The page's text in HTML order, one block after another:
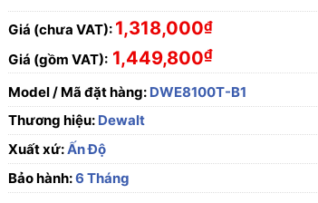
Giá (chưa VAT): 1,318,000₫
Giá (gồm VAT): 1,449,800₫
Model / Mã đặt hàng: DWE8100T-B1
Thương hiệu: Dewalt
Xuất xứ:Ấn Độ
Bảo hành:6 Tháng